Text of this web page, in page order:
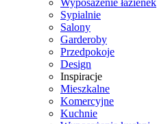
Wyposażenie łazienek
Sypialnie
Salony
Garderoby
Przedpokoje
Design
Inspiracje
Mieszkalne
Komercyjne
Kuchnie